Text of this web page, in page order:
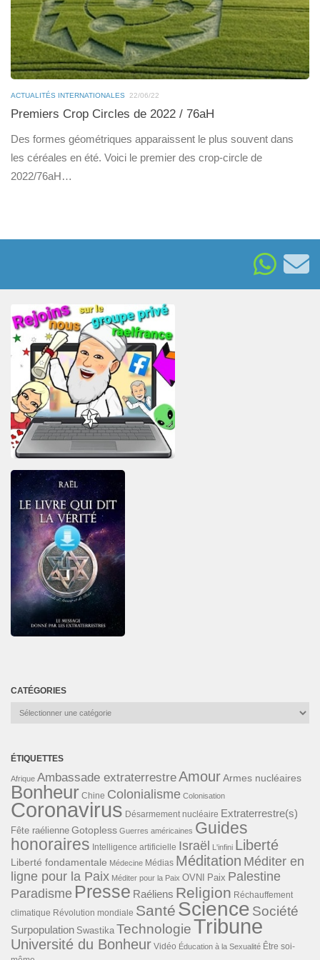
ACTUALITÉS INTERNATIONALES 22/06/22
Premiers Crop Circles de 2022 / 76aH
Des formes géométriques apparaissent le plus souvent dans
les céréales en été. Voici le premier des crop-circle de
2022/76aH…
CATÉGORIES
Catégories
ÉTIQUETTES
Afrique Ambassade extraterrestreAmourArmes nucléaires
Bonheur Chine Colonialisme Colonisation
Coronavirus Désarmement nucléaire Extraterrestre(s)
Fête raélienne Gotopless Guerres américaines Guides
honoraires Intelligence artificielle Israël L'infini Liberté
Liberté fondamentale Médecine Médias Méditation Méditer en
ligne pour la Paix Méditer pour la Paix OVNI Paix Palestine
Paradisme Presse Raéliens Religion Réchauffement
climatique Révolution mondiale Santé Science Société
Surpopulation Swastika TechnologieTribune
Université du Bonheur Vidéo Éducation à la Sexualité Être soi-